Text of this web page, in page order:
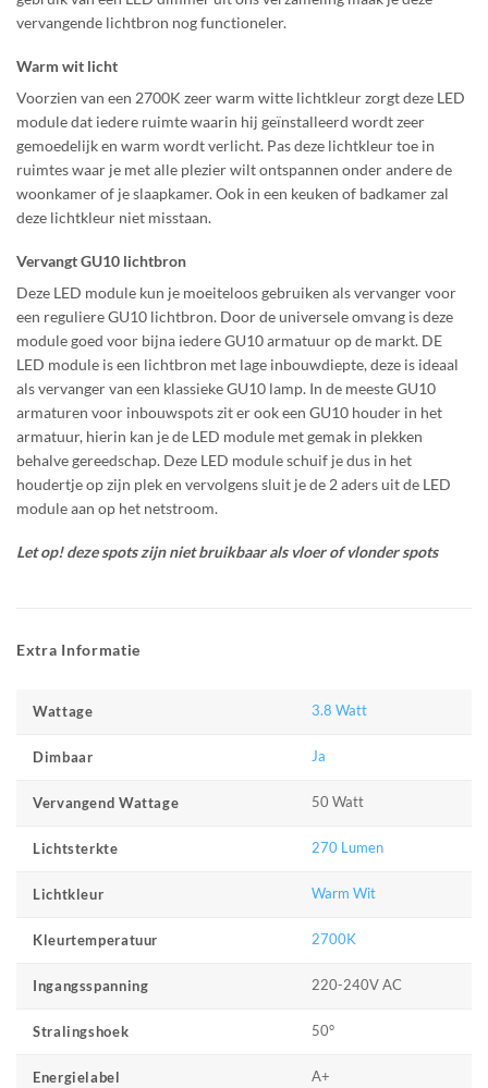
vervangende lichtbron nog functioneler.
Warm wit licht
Voorzien van een 2700K zeer warm witte lichtkleur zorgt deze LED
moduledat iedere ruimte waarin hij geïnstalleerd wordt zeer
gemoedelijk en warm wordt verlicht. Pas deze lichtkleur toe in
ruimtes waar je met alle plezier wilt ontspannen onder andere de
woonkamer of je slaapkamer. Ook in een keuken of badkamer zal
deze lichtkleur niet misstaan.
Vervangt GU10 lichtbron
Deze LED module kun je moeiteloos gebruiken als vervanger voor
een reguliere GU10 lichtbron. Door de universele omvang is deze
module goed voor bijna iedere GU10 armatuur op de markt. DE
LED module is een lichtbron met lage inbouwdiepte, deze is ideaal
als vervanger van een klassieke GU10 lamp. In de meeste GU10
armaturen voor inbouwspots zit er ook een GU10 houder in het
armatuur, hierin kan je de LED module met gemak in plekken
behalve gereedschap. Deze LED module schuif je dus in het
houdertje op zijn plek en vervolgens sluit je de 2 aders uit de LED
module aan op het netstroom.
Let op! deze spots zijn niet bruikbaar als vloer of vlonder spots
Extra Informatie
Wattage 3.8 Watt
Dimbaar Ja
Vervangend Wattage 50 Watt
Lichtsterkte 270 Lumen
Lichtkleur Warm Wit
Kleurtemperatuur 2700K
Ingangsspanning 220-240V AC
Stralingshoek 50°
Energielabel A+